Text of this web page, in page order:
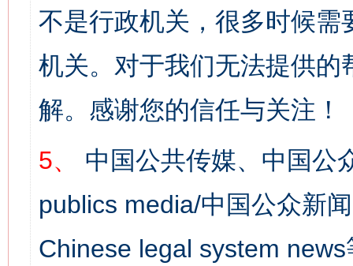
不是行政机关，很多时候
机关。对于我们无法提供
解。感谢您的信任与关注！
5、
中国公共传媒、中国公
publics media/中国公众新
Chinese legal system